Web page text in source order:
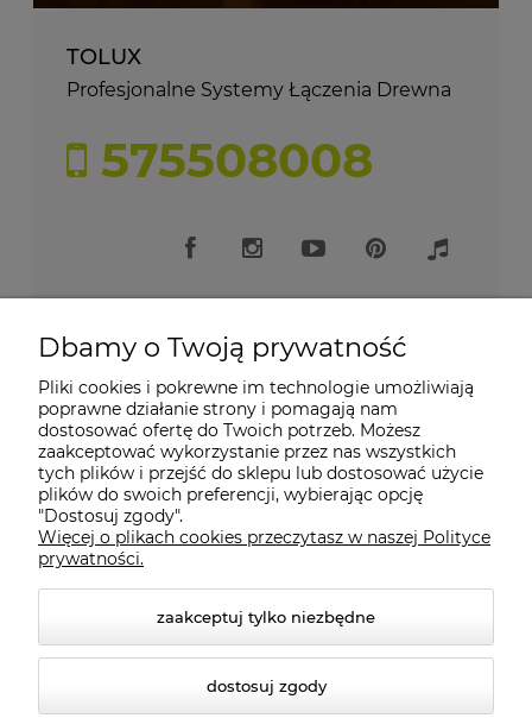
TOLUX
Profesjonalne Systemy Łączenia Drewna
575508008
Moje konto
Płatności i dostawa
Informacje
Dbamy o Twoją prywatność
Pliki cookies i pokrewne im technologie umożliwiają
poprawne działanie strony i pomagają nam
dostosować ofertę do Twoich potrzeb. Możesz
zaakceptować wykorzystanie przez nas wszystkich
tych plików i przejść do sklepu lub dostosować użycie
plików do swoich preferencji, wybierając opcję
"Dostosuj zgody".
Więcej o plikach cookies przeczytasz w naszej Polityce
prywatności.
zaakceptuj tylko niezbędne
dostosuj zgody